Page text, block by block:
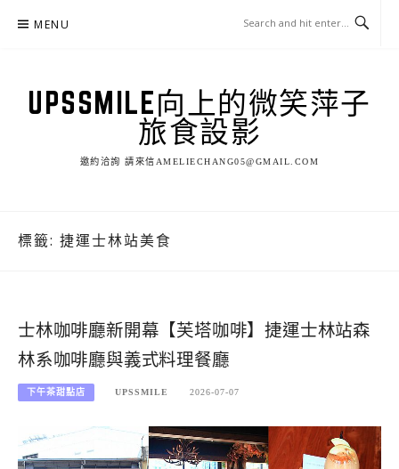
MENU
UPSSMILE向上的微笑萍子
旅食設影
邀約洽詢 請來信AMELIECHANG05@GMAIL.COM
標籤: 捷運士林站美食
士林咖啡廳新開幕【芙塔咖啡】捷運士林站森
林系咖啡廳與義式料理餐廳
下午茶甜點店 UPSSMILE 2026-07-07